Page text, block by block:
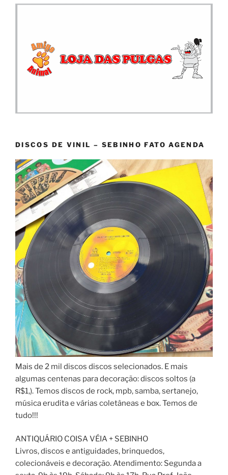
DISCOS DE VINIL – SEBINHO FATO AGENDA
Mais de 2 mil discos discos selecionados. E mais
algumas centenas para decoração: discos soltos (a
R$1,). Temos discos de rock, mpb, samba, sertanejo,
música erudita e várias coletâneas e box. Temos de
tudo!!!
ANTIQUÁRIO COISA VÉIA + SEBINHO
Livros, discos e antiguidades, brinquedos,
colecionáveis e decoração. Atendimento: Segunda a